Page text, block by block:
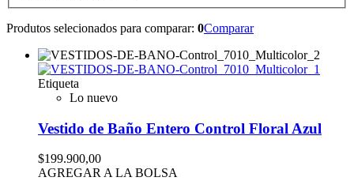
Produtos selecionados para comparar: 0Comparar
Etiqueta
Lo nuevo
Vestido de Baño Entero Control Floral Azul
$199.900,00
AGREGAR A LA BOLSA